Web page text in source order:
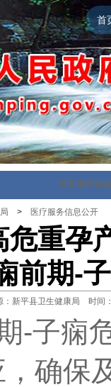
首
首页 政府信
> 医疗服务信息公开
危重
前期-
：新平县卫生健康局 时间
-子痫
确保